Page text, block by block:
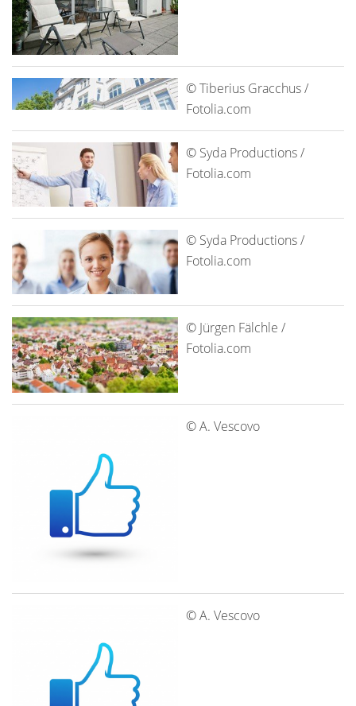
© Tiberius Gracchus /
Fotolia.com
© Syda Productions /
Fotolia.com
© Syda Productions /
Fotolia.com
© Jürgen Fälchle /
Fotolia.com
© A. Vescovo
© A. Vescovo